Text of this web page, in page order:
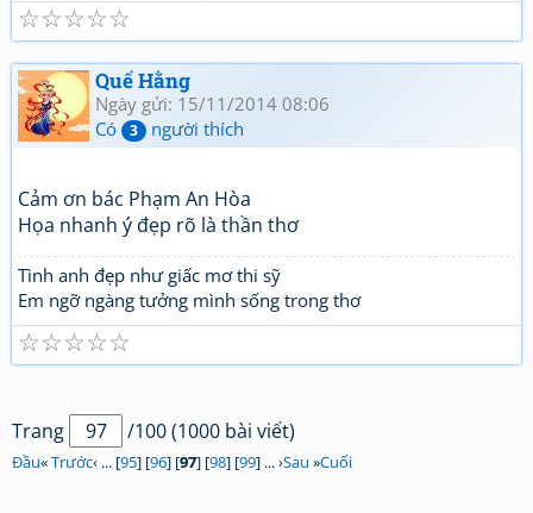
☆
☆
☆
☆
☆
Quế Hằng
Ngày gửi: 15/11/2014 08:06
Có
3 người thích
Cảm ơn bác Phạm An Hòa
Họa nhanh ý đẹp rõ là thần thơ
Tình anh đẹp như giấc mơ thi sỹ
Em ngỡ ngàng tưởng mình sống trong thơ
☆
☆
☆
☆
☆
Trang /100 (1000 bài viết)
Đầu«Trước‹ ... [95] [96] [97] [98] [99] ... ›Sau »Cuối